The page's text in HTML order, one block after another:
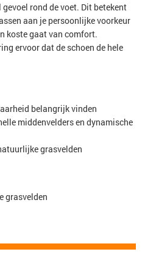
rond de voet. Dit betekent
aan je persoonlijke voorkeur
koste gaat van comfort.
ervoor dat de schoen de hele
belangrijk vinden
middenvelders en dynamische
grasvelden
grasvelden